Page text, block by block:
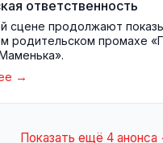
ответственность
сцене продолжают
родительском промахе
Показать ещё 4 анонса